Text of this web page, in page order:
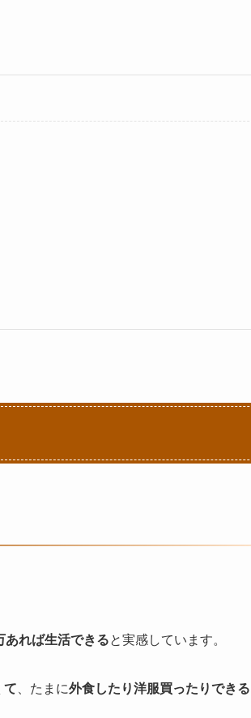
あれば生活できると実感しています。
て 、たまに外食したり洋服買ったりできる